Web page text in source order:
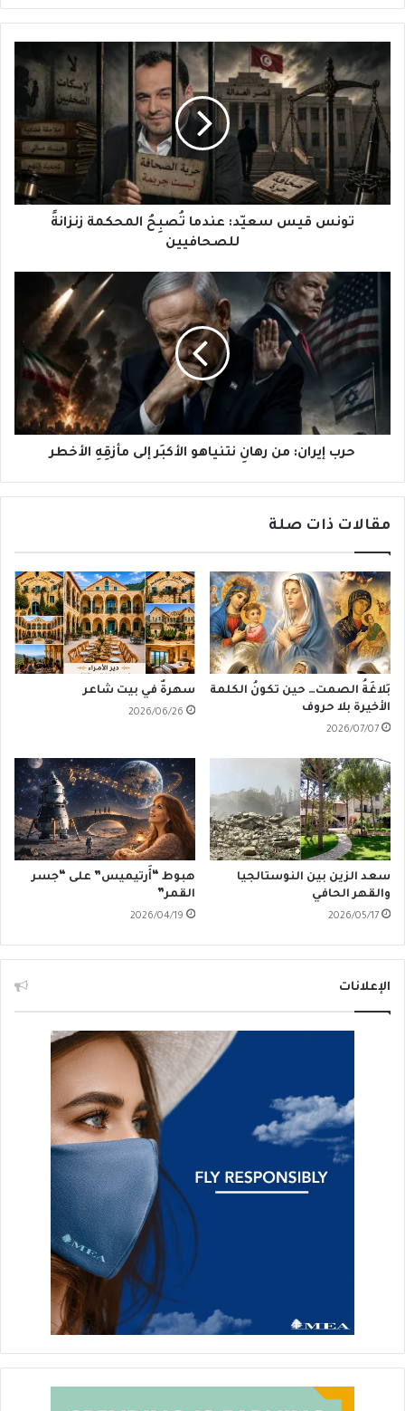
قيس
سعيّد:
عندما
تُصبِحُ
المحكمة
زنزانةً
للصحافيين
تونس قيس سعيّد: عندما تُصبِحُ المحكمة زنزانةً
للصحافيين
حرب
إيران:
من
رهانِ
الأكبَر
مأزقِهِ
الأخطر
حرب إيران: من رهانِ نتنياهو الأكبَر إلى مأزقِهِ الأخطر
مقالات ذات صلة
بَلاغَةُ الصمت… حين تكونُ الكلمة
الأخيرة بلا حروف
2026/07/07
سهرةٌ في بيت شاعر
2026/06/26
سعد الزين بين النوستالجيا
والقهر الحافي
2026/05/17
هبوط “أَرتيميس” على “جسر
القمر”
2026/04/19
الإعلانات